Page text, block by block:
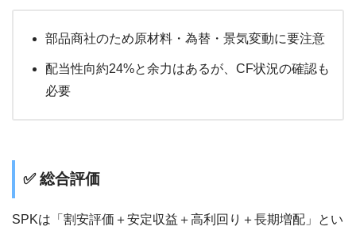
部品商社のため原材料・為替・景気変動に要注意
配当性向約24%と余力はあるが、CF状況の確認も
必要
✅ 総合評価
SPKは「割安評価＋安定収益＋高利回り＋長期増配」とい